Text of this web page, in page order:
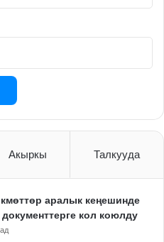
Акыркы Талкууда
аралык кеңешинде
кол коюлду